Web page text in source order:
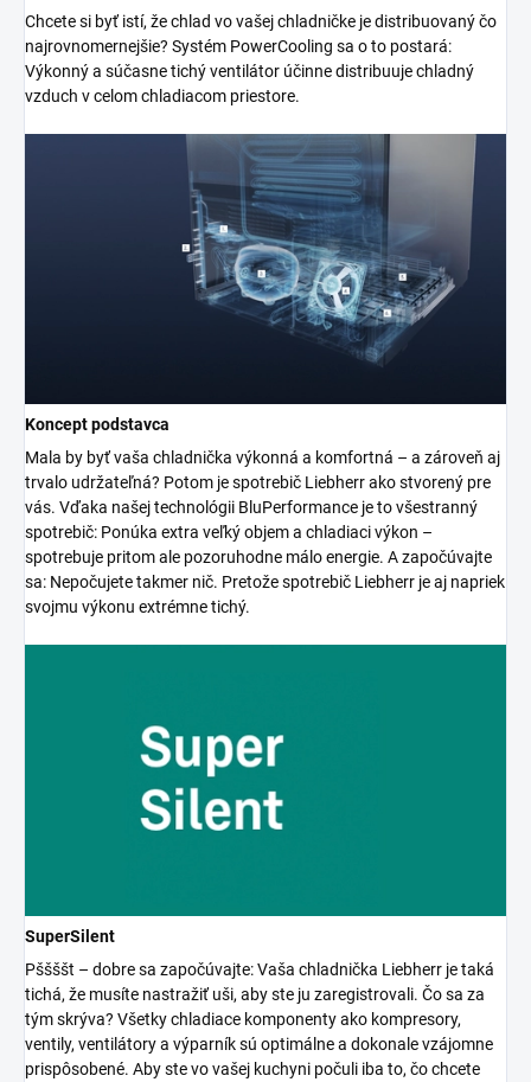
Chcete si byť istí, že chlad vo vašej chladničke je distribuovaný čo
najrovnomernejšie? Systém PowerCooling sa o to postará:
Výkonný a súčasne tichý ventilátor účinne distribuuje chladný
vzduch v celom chladiacom priestore.
Koncept podstavca
Mala by byť vaša chladnička výkonná a komfortná – a zároveň aj
trvalo udržateľná? Potom je spotrebič Liebherr ako stvorený pre
vás. Vďaka našej technológii BluPerformance je to všestranný
spotrebič: Ponúka extra veľký objem a chladiaci výkon –
spotrebuje pritom ale pozoruhodne málo energie. A započúvajte
sa: Nepočujete takmer nič. Pretože spotrebič Liebherr je aj napriek
svojmu výkonu extrémne tichý.
SuperSilent
Pššššt – dobre sa započúvajte: Vaša chladnička Liebherr je taká
tichá, že musíte nastražiť uši, aby ste ju zaregistrovali. Čo sa za
tým skrýva? Všetky chladiace komponenty ako kompresory,
ventily, ventilátory a výparník sú optimálne a dokonale vzájomne
prispôsobené. Aby ste vo vašej kuchyni počuli iba to, čo chcete